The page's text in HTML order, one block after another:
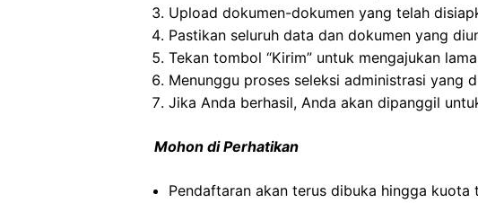
Upload dokumen-dokumen yang telah
Pastikan seluruh data dan dokumen yang
Tekan tombol “Kirim” untuk mengajukan
Menunggu proses seleksi administrasi yang
Jika Anda berhasil, Anda akan dipanggil
Mohon di Perhatikan
Pendaftaran akan terus dibuka hingga